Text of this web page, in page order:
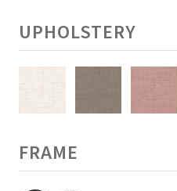
UPHOLSTERY
FRAME